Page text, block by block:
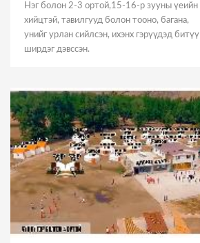
Нэг болон 2-3 ортой,15-16-р зууны үеийн
хийцтэй, тавилгууд болон тооно, багана,
унийг урлан сийлсэн, ихэнх гэрүүдэд битүү
ширдэг дэвссэн.